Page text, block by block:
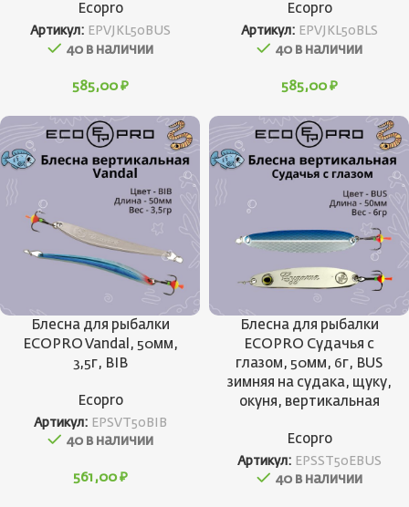
Ecopro
Артикул: EPVJKL50BUS
40 в наличии
585,00 ₽
Ecopro
Артикул: EPVJKL50BLS
40 в наличии
585,00 ₽
Блесна для рыбалки
ECOPRO Vandal, 50мм,
3,5г, BIB
Ecopro
Артикул: EPSVT50BIB
40 в наличии
561,00 ₽
Блесна для рыбалки
ECOPRO Судачья с
глазом, 50мм, 6г, BUS
зимняя на судака, щуку,
окуня, вертикальная
Ecopro
Артикул: EPSST50EBUS
40 в наличии